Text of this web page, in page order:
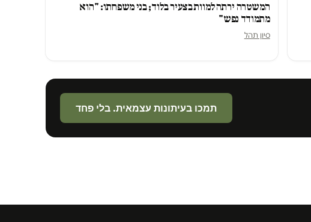
המשטרה ירתה למוות בצעיר בלוד; בני משפחתו: "הוא
מתמודד נפש"
סיון תהל
תמכו בעיתונות עצמאית. בלי פחד